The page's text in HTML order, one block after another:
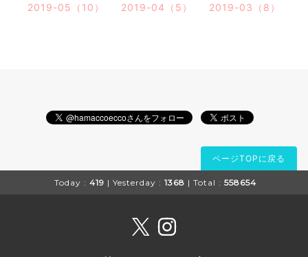
2019-05（10）
2019-04（5） 2019-03（8）
ページTOPに戻る
Today : 419 | Yesterday : 1368 | Total : 558654